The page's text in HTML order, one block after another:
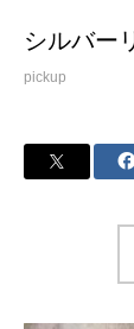
シルバー
pickup